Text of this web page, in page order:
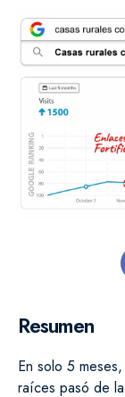
Resumen
En solo 5
raíces pasó de